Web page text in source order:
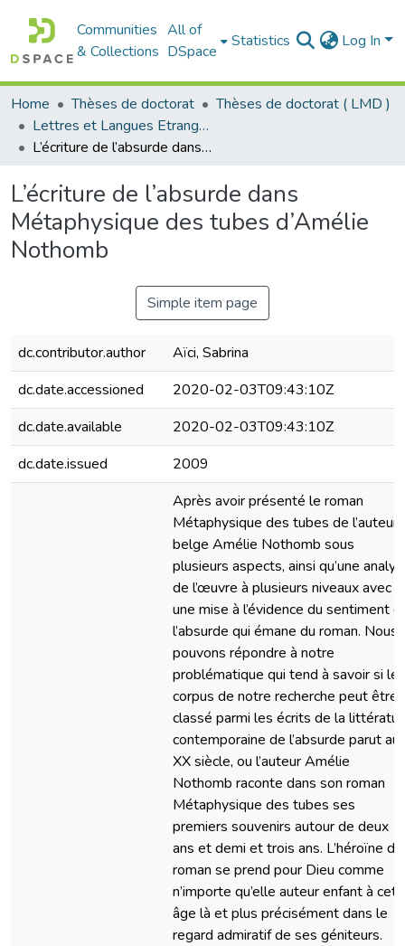
Communities
& Collections
All of
DSpace
Statistics Log In
Home Thèses de doctorat
Thèses de doctorat ( LMD )
Lettres et Langues Etrangères - اللغات الأجنبية
L’écriture de l’absurde dans Métaphysique des tubes d’Amélie Nothomb
L’écriture de l’absurde dans
Métaphysique des tubes d’Amélie
Nothomb
Simple item page
dc.contributor.author
Aïci, Sabrina
dc.date.accessioned
2020-02-03T09:43:10Z
dc.date.available
2020-02-03T09:43:10Z
dc.date.issued
2009
Après avoir présenté le roman
Métaphysique des tubes de l’auteur
belge Amélie Nothomb sous
plusieurs aspects, ainsi qu’une
de l’œuvre à plusieurs niveaux avec
une mise à l’évidence du sentiment
l’absurde qui émane du roman. Nous
pouvons répondre à notre
problématique qui tend à savoir si le
corpus de notre recherche peut être
classé parmi les écrits de la
contemporaine de l’absurde parut au
XX siècle, ou l’auteur Amélie
Nothomb raconte dans son roman
Métaphysique des tubes ses
premiers souvenirs autour de deux
ans et demi et trois ans. L’héroïne du
roman se prend pour Dieu comme
n’importe qu’elle auteur enfant à cet
âge là et plus précisément dans le
regard admiratif de ses géniteurs.